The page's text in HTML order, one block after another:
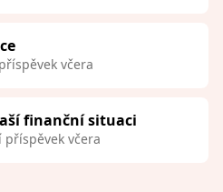
včera
finanční situaci
příspěvek včera